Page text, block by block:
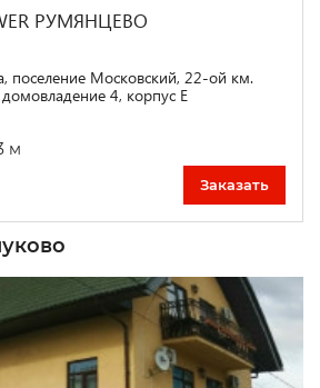
РУМЯНЦЕВО
поселение Московский, 22-ой км.
4, корпус Е
м
Заказать